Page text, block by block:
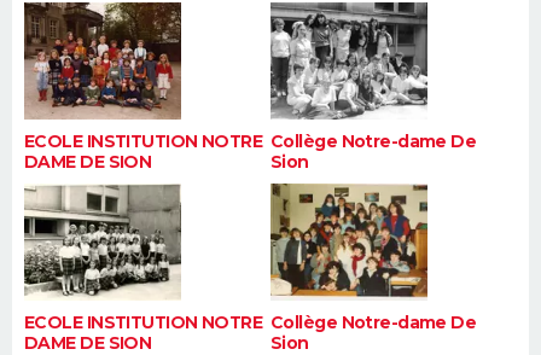
ECOLE INSTITUTION NOTRE
DAME DE SION
Collège Notre-dame De
Sion
ECOLE INSTITUTION NOTRE
DAME DE SION
Collège Notre-dame De
Sion